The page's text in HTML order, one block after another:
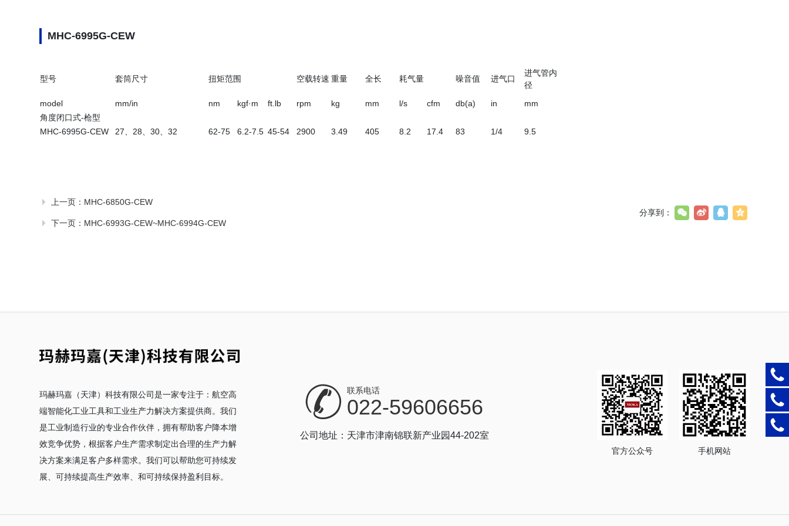
MHC-6995G-CEW
型号 套筒尺寸 扭矩范围 空载转速 重量 全长 耗气量 噪音值 进气口
进气管内
径
model
mm/in nm kgf·m ft.lb rpm kg mm l/s cfm db(a) in
mm
角度闭口式-枪型
MHC-6995G-CEW
27 28 30 32 62-75 6.2-7.5 45-54 2900 3.49 405 8.2 17.4 83 1/4 9.5
上一页： MHC-6850G-CEW
下一页： MHC-6993G-CEW~MHC-6994G-CEW
分享到：
玛赫玛嘉（天津）科技有限公司是一家专注于：航空高
端智能化工业工具和工业生产力解决方案提供商。我们
是工业制造行业的专业合作伙伴，拥有帮助客户降本增
效竞争优势，根据客户生产需求制定出合理的生产力解
决方案来满足客户多样需求。我们可以帮助您可持续发
展、可持续提高生产效率、和可持续保持盈利目标。
联系电话
022-59606656
公司地址：天津市津南锦联新产业园44-202室
官方公众号 手机网站